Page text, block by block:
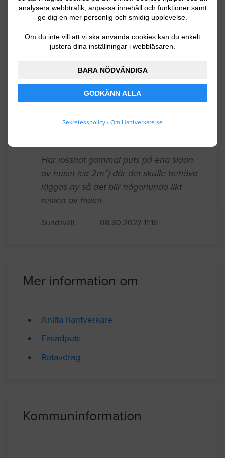
analysera webbtrafik, anpassa innehåll och funktioner samt
ge dig en mer personlig och smidig upplevelse.
Om du inte vill att vi ska använda cookies kan du enkelt
justera dina inställningar i webbläsaren.
BARA NÖDVÄNDIGA
GODKÄNN ALLA
Sekretesspolicy • Om Hantverkare.se
innebär(tvättning, slipning, byta av dåliga
plankor). Själva boareran är 118m2, sen
finns det ett garage på 10m2.
Stallbyggnad där putsen släppt på delar
Fasad / Fasadrenovering
Har lossnat gammal puts på ena sidan
läggas ny så det blir någorlunda likt
Mer information om
Anlita hantverkare